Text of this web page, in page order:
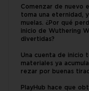
Comenzar de nuevo
toma una eternidad,
muelas. ¿Por qué
inicio de Wuthering
divertidas?
Una cuenta de inicio
materiales ya
rezar por buenas
PlayHub hace que